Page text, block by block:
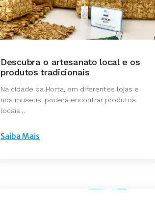
Descubra o artesanato local e os
produtos tradicionais
Na cidade da Horta, em diferentes lojas e
nos museus, poderá encontrar produtos
locais…
Saiba Mais